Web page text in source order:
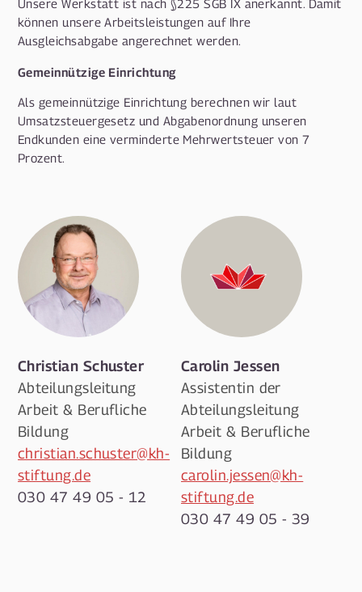
können unsere Arbeitsleistungen auf Ihre
Ausgleichsabgabe angerechnet werden.
Gemeinnützige Einrichtung
Als gemeinnützige Einrichtung berechnen wir laut
Umsatzsteuergesetz und Abgabenordnung unseren
Endkunden eine verminderte Mehrwertsteuer von 7
Prozent.
Christian Schuster
Abteilungsleitung
Arbeit & Berufliche
Bildung
christian.schuster@kh-
stiftung.de
030 47 49 05 - 12
Carolin Jessen
Assistentin der
Abteilungsleitung
Arbeit & Berufliche
Bildung
carolin.jessen@kh-
stiftung.de
030 47 49 05 - 39